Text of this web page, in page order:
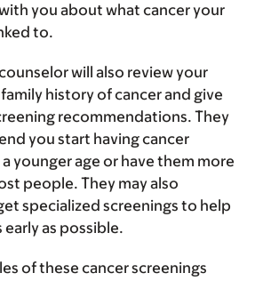
you about what cancer your
to.
will also review your
history of cancer and give
recommendations. They
you start having cancer
younger age or have them more
people. They may also
specialized screenings to help
early as possible.
of these cancer screenings